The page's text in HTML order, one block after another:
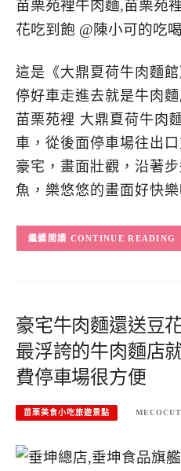
這是《大鼎夏荷牛肉麵
停好車走進去就是牛肉
苗栗苑裡 大鼎夏荷牛肉
車，從後面停車場往出
豪宅，畫面壯觀，沿著
魚，樂悠悠的畫面好快
CONTINUE READING
豪宅牛肉麵還送豆
最浮誇的牛肉麵店
費停車場很方便
苗栗美食小吃旅遊景點